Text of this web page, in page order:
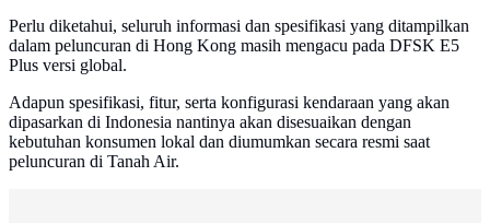
Perlu diketahui, seluruh informasi dan spesifikasi yang ditampilkan
dalam peluncuran di Hong Kong masih mengacu pada DFSK E5
Plus versi global.
Adapun spesifikasi, fitur, serta konfigurasi kendaraan yang akan
dipasarkan di Indonesia nantinya akan disesuaikan dengan
kebutuhan konsumen lokal dan diumumkan secara resmi saat
peluncuran di Tanah Air.